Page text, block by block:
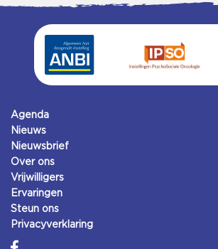
Agenda
Nieuws
Nieuwsbrief
Over ons
Vrijwilligers
Ervaringen
Steun ons
Privacyverklaring